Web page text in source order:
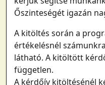
Őszinteségét igazán
A kitöltés során a
értékelésnél
látható. A kitöltött
független.
A kérdőív kitöltésénél